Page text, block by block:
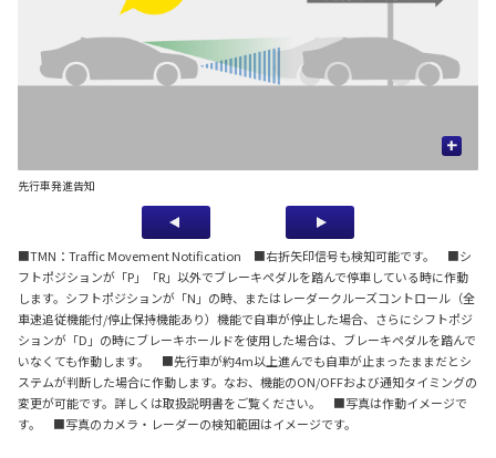
+
先行車発進告知
■TMN：Traffic Movement Notification ■右折矢印信号も検知可能です。 ■シ
フトポジションが「P」「R」以外でブレーキペダルを踏んで停車している時に作動
します。シフトポジションが「N」の時、またはレーダークルーズコントロール（全
車速追従機能付/停止保持機能あり）機能で自車が停止した場合、さらにシフトポジ
ションが「D」の時にブレーキホールドを使用した場合は、ブレーキペダルを踏んで
いなくても作動します。 ■先行車が約4m以上進んでも自車が止まったままだとシ
ステムが判断した場合に作動します。なお、機能のON/OFFおよび通知タイミングの
変更が可能です。詳しくは取扱説明書をご覧ください。 ■写真は作動イメージで
す。 ■写真のカメラ・レーダーの検知範囲はイメージです。